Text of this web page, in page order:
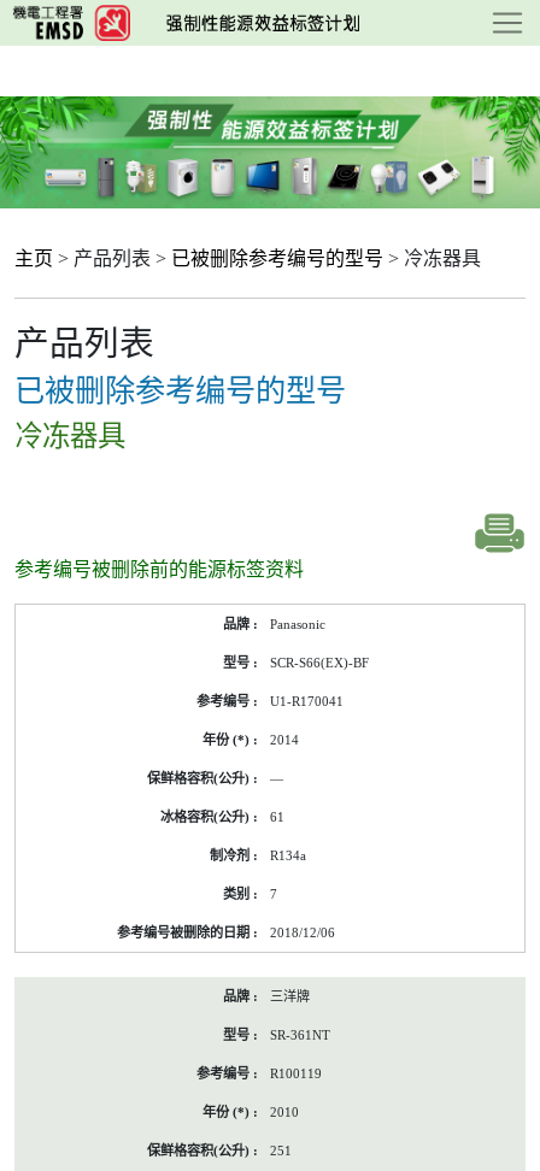
跳
至
要
内
容
主页 > 产品列表 > 已被删除参考编号的型号 > 冷冻器具
产品列表
已被删除参考编号的型号
冷冻器具
参考编号被删除前的能源标签资料
Panasonic
SCR-S66(EX)-BF
U1-R170041
2014
—
61
R134a
7
2018/12/06
三洋牌
SR-361NT
R100119
2010
251